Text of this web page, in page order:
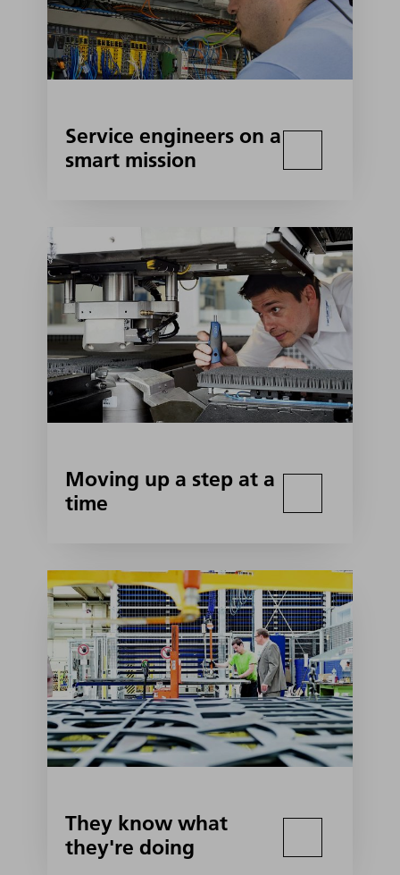
Service engineers on a
smart mission
Moving up a step at a
time
They know what
they're doing